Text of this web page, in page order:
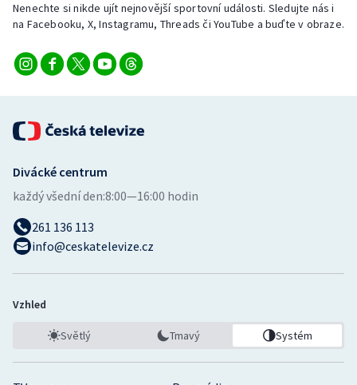
Nenechte si nikde ujít nejnovější sportovní události. Sledujte nás i
na Facebooku, X, Instagramu, Threads či YouTube a buďte v obraze.
Divácké centrum
každý všední den:8:00—16:00 hodin
261 136 113
info@ceskatelevize.cz
Vzhled
Světlý Tmavý Systém